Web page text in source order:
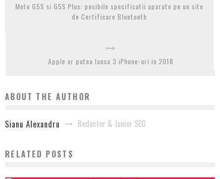
Moto G5S si G5S Plus: posibile specificatii aparute pe un site
de Certificare Bluetooth
Apple ar putea lansa 3 iPhone-uri in 2018
ABOUT THE AUTHOR
Sianu Alexandru Redactor & Junior SEO
RELATED POSTS